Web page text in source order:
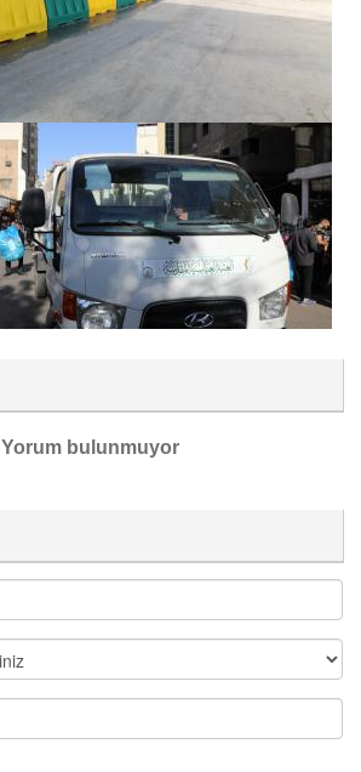
Yorum bulunmuyor